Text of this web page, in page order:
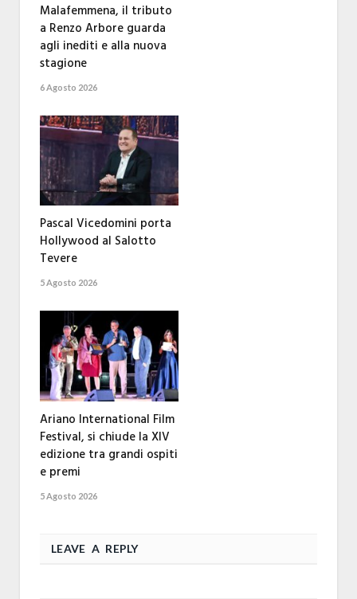
Malafemmena, il tributo
a Renzo Arbore guarda
agli inediti e alla nuova
stagione
6 Agosto 2026
Pascal Vicedomini porta
Hollywood al Salotto
Tevere
5 Agosto 2026
Ariano International Film
Festival, si chiude la XIV
edizione tra grandi ospiti
e premi
5 Agosto 2026
LEAVE A REPLY